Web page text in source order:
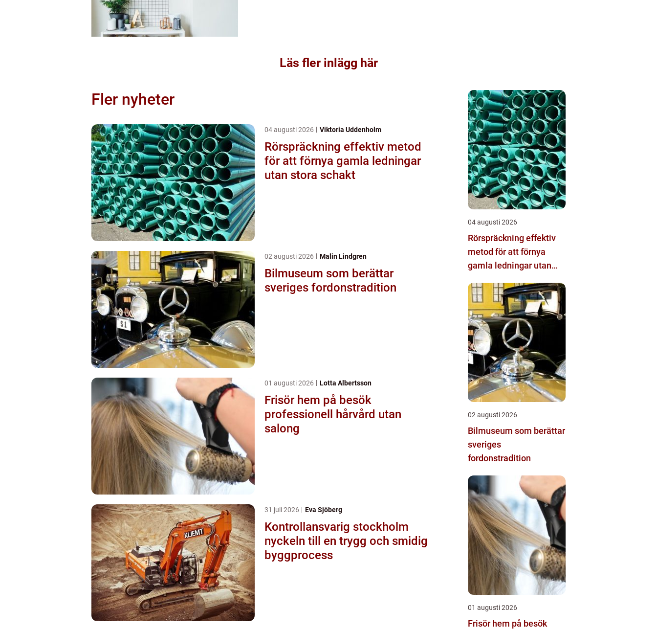
Läs fler inlägg här
Fler nyheter
04 augusti 2026 Viktoria Uddenholm
Rörspräckning effektiv metod
för att förnya gamla ledningar
utan stora schakt
02 augusti 2026 Malin Lindgren
Bilmuseum som berättar
sveriges fordonstradition
01 augusti 2026 Lotta Albertsson
Frisör hem på besök
professionell hårvård utan
salong
31 juli 2026 Eva Sjöberg
Kontrollansvarig stockholm
nyckeln till en trygg och smidig
byggprocess
04 augusti 2026
Rörspräckning effektiv
metod för att förnya
gamla ledningar utan
02 augusti 2026
Bilmuseum som berättar
sveriges
fordonstradition
01 augusti 2026
Frisör hem på besök